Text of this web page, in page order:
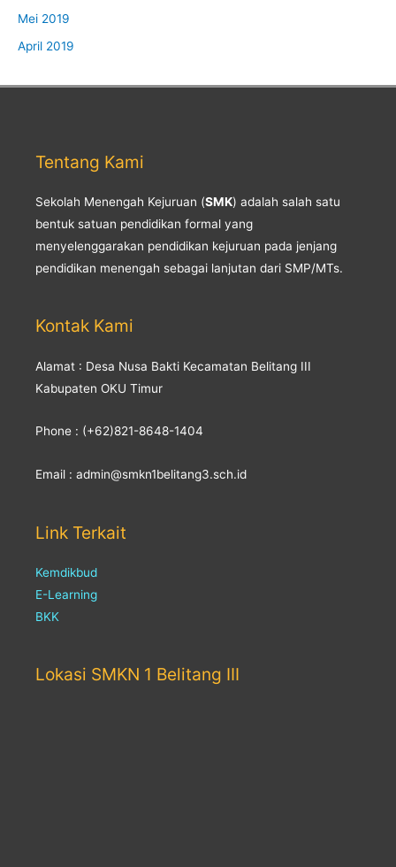
Mei 2019
April 2019
Tentang Kami
Sekolah Menengah Kejuruan (SMK) adalah salah satu
bentuk satuan pendidikan formal yang
menyelenggarakan pendidikan kejuruan pada jenjang
pendidikan menengah sebagai lanjutan dari SMP/MTs.
Kontak Kami
Alamat : Desa Nusa Bakti Kecamatan Belitang III
Kabupaten OKU Timur
Phone : (+62)821-8648-1404
Email : admin@smkn1belitang3.sch.id
Link Terkait
Kemdikbud
E-Learning
BKK
Lokasi SMKN 1 Belitang III